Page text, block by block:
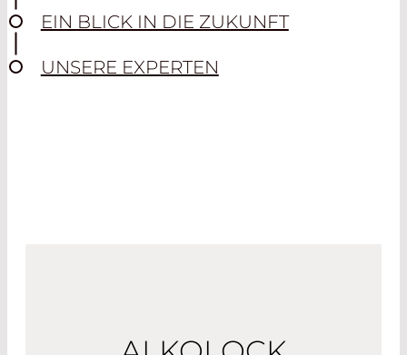
EIN BLICK IN DIE ZUKUNFT
UNSERE EXPERTEN